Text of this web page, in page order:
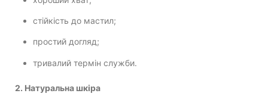
стійкість до мастил;
простий догляд;
тривалий термін служби.
2. Натуральна шкіра